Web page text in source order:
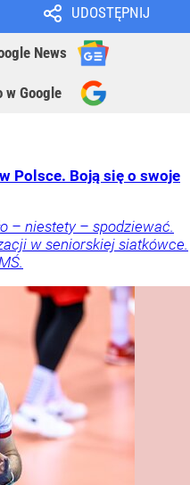
UDOSTĘPNIJ
News
w Google
Polsce. Boją się o swoje
– niestety – spodziewać.
w seniorskiej siatkówce.